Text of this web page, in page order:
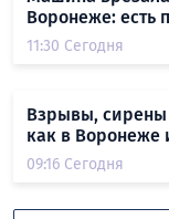
Воронеже: есть
11:30 Сегодня
Взрывы, сирены
как в Воронеже
09:16 Сегодня